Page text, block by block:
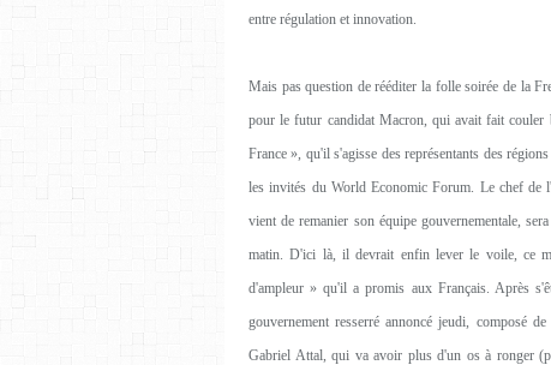
entre régulation et innovation.
Mais pas question de rééditer la folle soirée de la
pour le futur candidat Macron, qui avait fait couler
France », qu'il s'agisse des représentants des
les invités du World Economic Forum. Le chef de
vient de remanier son équipe gouvernementale,
matin. D'ici là, il devrait enfin lever le voile, ce
d'ampleur » qu'il a promis aux Français. Après
gouvernement resserré annoncé jeudi, composé
Gabriel Attal, qui va avoir plus d'un os à ronger